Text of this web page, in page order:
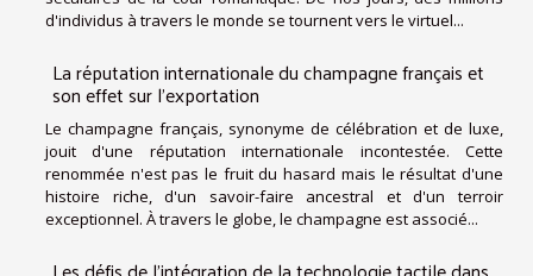
d'individus à travers le monde se tournent vers le virtuel...
La réputation internationale du champagne français et
son effet sur l'exportation
Le champagne français, synonyme de célébration et de luxe,
jouit d'une réputation internationale incontestée. Cette
renommée n'est pas le fruit du hasard mais le résultat d'une
histoire riche, d'un savoir-faire ancestral et d'un terroir
exceptionnel. À travers le globe, le champagne est associé...